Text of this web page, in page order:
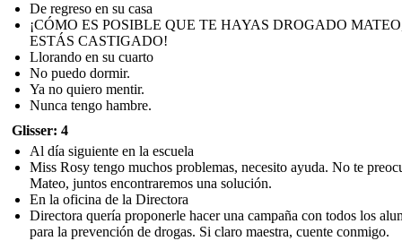
De regreso en su casa
¡CÓMO ES POSIBLE QUE TE HAYAS DROGADO
ESTÁS CASTIGADO!
Llorando en su cuarto
No puedo dormir.
Ya no quiero mentir.
Nunca tengo hambre.
Glisser: 4
Al día siguiente en la escuela
Miss Rosy tengo muchos problemas, necesito ayuda. No te
Mateo, juntos encontraremos una solución.
En la oficina de la Directora
Directora quería proponerle hacer una campaña con todos los
para la prevención de drogas. Si claro maestra, cuente conmigo.